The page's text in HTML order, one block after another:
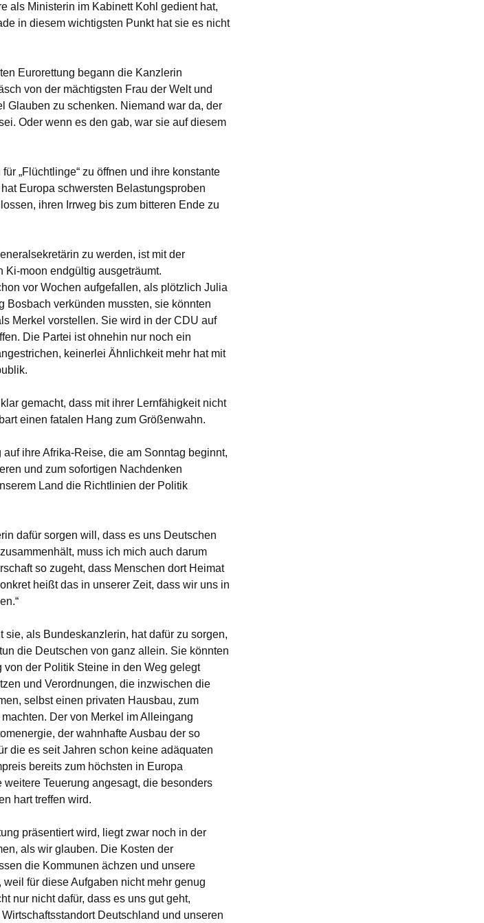
als Ministerin im Kabinett Kohl gedient hat,
in diesem wichtigsten Punkt hat sie es nicht
Eurorettung begann die Kanzlerin
von der mächtigsten Frau der Welt und
Glauben zu schenken. Niemand war da, der
Oder wenn es den gab, war sie auf diesem
„Flüchtlinge“ zu öffnen und ihre konstante
Europa schwersten Belastungsproben
ihren Irrweg bis zum bitteren Ende zu
zu werden, ist mit der
Ki-moon endgültig ausgeträumt.
vor Wochen aufgefallen, als plötzlich Julia
Bosbach verkünden mussten, sie könnten
Merkel vorstellen. Sie wird in der CDU auf
Die Partei ist ohnehin nur noch ein
keinerlei Ähnlichkeit mehr hat mit
gemacht, dass mit ihrer Lernfähigkeit nicht
einen fatalen Hang zum Größenwahn.
ihre Afrika-Reise, die am Sonntag beginnt,
und zum sofortigen Nachdenken
Land die Richtlinien der Politik
dafür sorgen will, dass es uns Deutschen
muss ich mich auch darum
so zugeht, dass Menschen dort Heimat
heißt das in unserer Zeit, dass wir uns in
sie, als Bundeskanzlerin, hat dafür zu sorgen,
die Deutschen von ganz allein. Sie könnten
der Politik Steine in den Weg gelegt
und Verordnungen, die inzwischen die
selbst einen privaten Hausbau, zum
Der von Merkel im Alleingang
der wahnhafte Ausbau der so
die es seit Jahren schon keine adäquaten
bereits zum höchsten in Europa
Teuerung angesagt, die besonders
hart treffen wird.
präsentiert wird, liegt zwar noch in der
als wir glauben. Die Kosten der
die Kommunen ächzen und unsere
für diese Aufgaben nicht mehr genug
nur nicht dafür, dass es uns gut geht,
Deutschland und unseren